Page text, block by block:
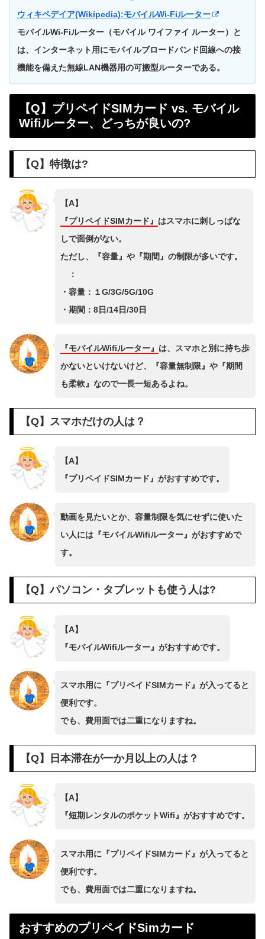
ウィキペデイア(Wikipedia):モバイルWi-Fiルーター
モバイルWi-Fiルーター（モバイル ワイファイ ルーター）と
は、インターネット用にモバイルブロードバンド回線への接
機能を備えた無線LAN機器用の可搬型ルーターである。
【Q】プリペイドSIMカード vs. モバイル
Wifiルーター、どっちが良いの?
【Q】特徴は?
【A】
『プリペイドSIMカード』 はスマホに刺しっぱな
しで面倒がない。
ただし、『容量』や『期間』の制限が多いです。
：
・容量：１G/3G/5G/10G
・期間：8日/14日/30日
『モバイルWifiルーター』 は、スマホと別に持ち歩
かないといけないけど、『容量無制限』や『期間
も柔軟』なので一長一短あるよね。
【Q】スマホだけの人は？
【A】
『プリペイドSIMカード』がおすすめです。
動画を見たいとか、容量制限を気にせずに使いた
い人には『モバイルWifiルーター』がおすすめで
す。
【Q】パソコン・タブレットも使う人は?
【A】
『モバイルWifiルーター』がおすすめです。
スマホ用に『プリペイドSIMカード』が入ってると
便利です。
でも、費用面では二重になりますね。
【Q】日本滞在が一か月以上の人は？
【A】
『短期レンタルのポケットWifi』がおすすめです。
スマホ用に『プリペイドSIMカード』が入ってると
便利です。
でも、費用面では二重になりますね。
おすすめのプリペイドSimカード